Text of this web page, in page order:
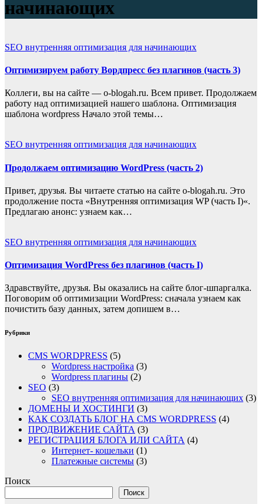
начинающих
SEO внутренняя оптимизация для начинающих
Оптимизируем работу Вордпресс без плагинов (часть 3)
Коллеги, вы на сайте — o-blogah.ru. Всем привет. Продолжаем
работу над оптимизацией нашего шаблона. Оптимизация
шаблона wordpress Начало этой темы…
SEO внутренняя оптимизация для начинающих
Продолжаем оптимизацию WordPress (часть 2)
Привет, друзья. Вы читаете статью на сайте o-blogah.ru. Это
продолжение поста «Внутренняя оптимизация WP (часть I)«.
Предлагаю анонс: узнаем как…
SEO внутренняя оптимизация для начинающих
Оптимизация WordPress без плагинов (часть I)
Здравствуйте, друзья. Вы оказались на сайте блог-шпаргалка.
Поговорим об оптимизации WordPress: сначала узнаем как
почистить базу данных, затем допишем в…
Рубрики
CMS WORDPRESS (5)
Wordpress настройка (3)
Wordpress плагины (2)
SEO (3)
SEO внутренняя оптимизация для начинающих (3)
ДОМЕНЫ И ХОСТИНГИ (3)
КАК СОЗДАТЬ БЛОГ НА CMS WORDPRESS (4)
ПРОДВИЖЕНИЕ САЙТА (3)
РЕГИСТРАЦИЯ БЛОГА ИЛИ САЙТА (4)
Интернет- кошельки (1)
Платежные системы (3)
Поиск
Поиск